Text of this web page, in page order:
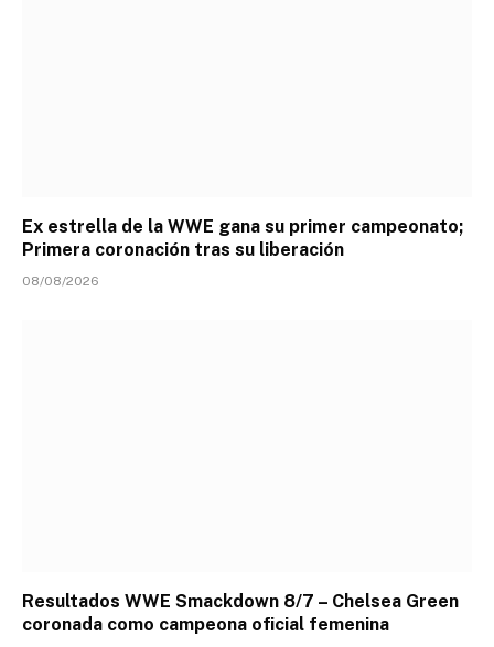
Ex estrella de la WWE gana su primer campeonato;
Primera coronación tras su liberación
08/08/2026
Resultados WWE Smackdown 8/7 – Chelsea Green
coronada como campeona oficial femenina